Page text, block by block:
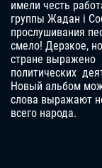
имели честь
группы Жадан і
прослушивания
смело! Дерзкое,
стране выражено
политических
Новый альбом
слова выражают
всего народа.